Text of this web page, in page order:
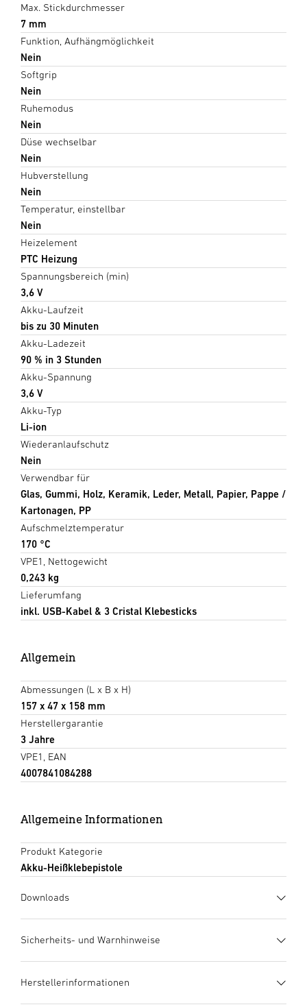
Max. Stickdurchmesser
7 mm
Funktion, Aufhängmöglichkeit
Nein
Softgrip
Nein
Ruhemodus
Nein
Düse wechselbar
Nein
Hubverstellung
Nein
Temperatur, einstellbar
Nein
Heizelement
PTC Heizung
Spannungsbereich (min)
3,6 V
Akku-Laufzeit
bis zu 30 Minuten
Akku-Ladezeit
90 % in 3 Stunden
Akku-Spannung
3,6 V
Akku-Typ
Li-ion
Wiederanlaufschutz
Nein
Verwendbar für
Glas, Gummi, Holz, Keramik, Leder, Metall, Papier, Pappe /
Kartonagen, PP
Aufschmelztemperatur
170 °C
VPE1, Nettogewicht
0,243 kg
Lieferumfang
inkl. USB-Kabel & 3 Cristal Klebesticks
Allgemein
Abmessungen (L x B x H)
157 x 47 x 158 mm
Herstellergarantie
3 Jahre
VPE1, EAN
4007841084288
Allgemeine Informationen
Produkt Kategorie
Akku-Heißklebepistole
Downloads
Download starten
Datenblatt (PDF, 1789 KB)
Download starten
Sicherheits- und Warnhinweise
Bitte sorgfältig lesen und aufbewahren! – Urheberrechtlich
geschützt. Nachdruck, auch auszugsweise, nur mit unserer
Herstellerinformationen